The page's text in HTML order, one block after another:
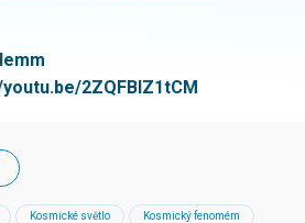
2ZQFBlZ1tCM
Kosmické světlo Kosmický fenomém